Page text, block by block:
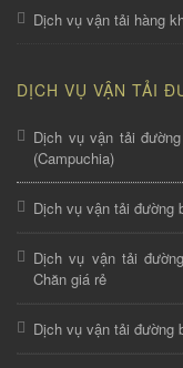
Dịch vụ vận tải hàng
DỊCH VỤ VẬN TẢI
Dịch vụ vận tải
(Campuchia)
Dịch vụ vận tải đường
Dịch vụ vận tải
Chăn giá rẻ
Dịch vụ vận tải đường